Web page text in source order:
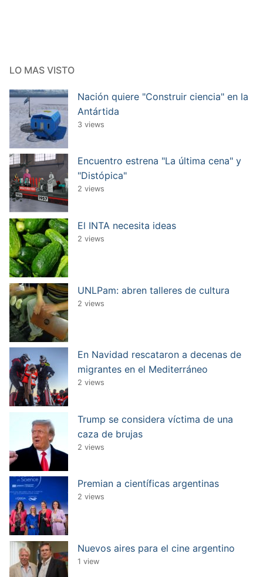
LO MAS VISTO
Nación quiere "Construir ciencia" en la
Antártida
3 views
Encuentro estrena "La última cena" y
"Distópica"
2 views
El INTA necesita ideas
2 views
UNLPam: abren talleres de cultura
2 views
En Navidad rescataron a decenas de
migrantes en el Mediterráneo
2 views
Trump se considera víctima de una
caza de brujas
2 views
Premian a científicas argentinas
2 views
Nuevos aires para el cine argentino
1 view